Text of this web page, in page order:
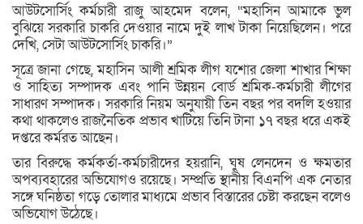
আউটসোর্সিং কর্মচারী রাজু আহমেদ বলেন, “মহাসিন আমাকে ভুল
বুঝিয়ে সরকারি চাকরি দেওয়ার নামে দুই লাখ টাকা নিয়েছিলেন। পরে
দেখি, সেটা আউটসোর্সিং চাকরি।”
সূত্রে জানা গেছে, মহাসিন আলী শ্রমিক লীগ যশোর জেলা শাখার শিক্ষা
ও সাহিত্য সম্পাদক এবং পানি উন্নয়ন বোর্ড শ্রমিক-কর্মচারী লীগের
সাধারণ সম্পাদক। সরকারি নিয়ম অনুযায়ী তিন বছর পর বদলি হওয়ার
কথা থাকলেও রাজনৈতিক প্রভাব খাটিয়ে তিনি টানা ১৭ বছর ধরে একই
দপ্তরে কর্মরত আছেন।
তার বিরুদ্ধে কর্মকর্তা-কর্মচারীদের হয়রানি, ঘুষ লেনদেন ও ক্ষমতার
অপব্যবহারের অভিযোগও রয়েছে। সম্প্রতি স্থানীয় বিএনপি এক নেতার
সঙ্গে ঘনিষ্ঠতা গড়ে তোলার মাধ্যমে প্রভাব বিস্তারের চেষ্টা করছেন বলেও
অভিযোগ উঠেছে।